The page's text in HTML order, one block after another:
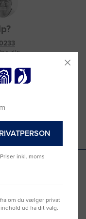
dig.
sælger
Priser inkl. moms
om du vælger privat
ud fra dit valg.